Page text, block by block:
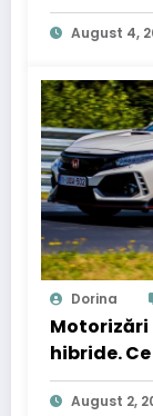
August 4,
Dorina
Motorizări
hibride.
August 2,